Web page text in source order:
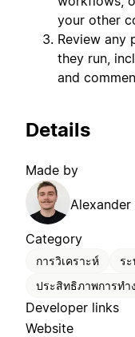
your other
Review any
they run,
and
Details
Made by
Alexander
Category
การวิเคราะห์
ร
ประสิทธิภาพการทำ
Developer links
Website